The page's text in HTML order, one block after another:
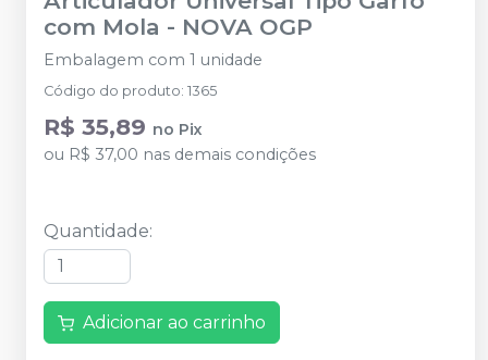
com Mola - NOVA OGP
Embalagem com 1 unidade
Código do produto: 1365
R$ 35,89 no Pix
ou R$ 37,00 nas demais condições
Quantidade:
Adicionar ao carrinho